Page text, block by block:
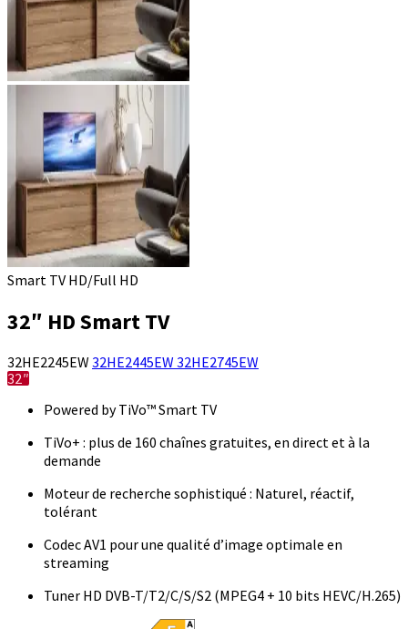
Smart TV HD/Full HD
32″ HD Smart TV
32HE2245EW 32HE2445EW 32HE2745EW
32″
Powered by TiVo™ Smart TV
TiVo+ : plus de 160 chaînes gratuites, en direct et à la
demande
Moteur de recherche sophistiqué : Naturel, réactif,
tolérant
Codec AV1 pour une qualité d’image optimale en
streaming
Tuner HD DVB-T/T2/C/S/S2 (MPEG4 + 10 bits HEVC/H.265)